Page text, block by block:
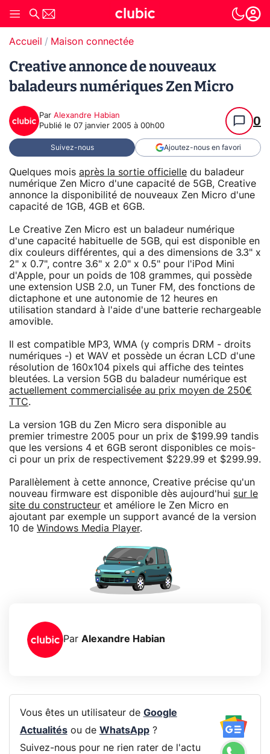
Accueil Maison connectée
Creative annonce de nouveaux
baladeurs numériques Zen Micro
Par Alexandre Habian
Publié le 07 janvier 2005 à 00h00 0
Suivez-nous Ajoutez-nous en favori
Quelques mois après la sortie officielle du baladeur
numérique Zen Micro d'une capacité de 5GB, Creative
annonce la disponibilité de nouveaux Zen Micro d'une
capacité de 1GB, 4GB et 6GB.
Le Creative Zen Micro est un baladeur numérique
d'une capacité habituelle de 5GB, qui est disponible en
dix couleurs différentes, qui a des dimensions de 3.3" x
2" x 0.7", contre 3.6" x 2.0" x 0.5" pour l'iPod Mini
d'Apple, pour un poids de 108 grammes, qui possède
une extension USB 2.0, un Tuner FM, des fonctions de
dictaphone et une autonomie de 12 heures en
utilisation standard à l'aide d'une batterie rechargeable
amovible.
Il est compatible MP3, WMA (y compris DRM - droits
numériques -) et WAV et possède un écran LCD d'une
résolution de 160x104 pixels qui affiche des teintes
bleutées. La version 5GB du baladeur numérique est
actuellement commercialisée au prix moyen de 250€
TTC.
La version 1GB du Zen Micro sera disponible au
premier trimestre 2005 pour un prix de $199.99 tandis
que les versions 4 et 6GB seront disponibles ce mois-
ci pour un prix de respectivement $229.99 et $299.99.
Parallèlement à cette annonce, Creative précise qu'un
nouveau firmware est disponible dès aujourd'hui sur le
site du constructeur et améliore le Zen Micro en
ajoutant par exemple un support avancé de la version
10 de Windows Media Player.
Par Alexandre Habian
Vous êtes un utilisateur de Google
Actualitésou de WhatsApp?
Suivez-nous pour ne rien rater de l'actu